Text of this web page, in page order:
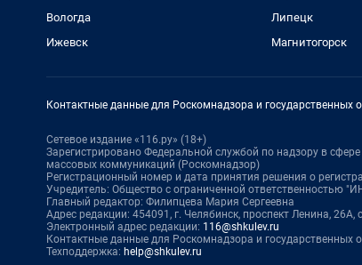
Вологда
Ижевск
Липецк
Магнитогорск
Контактные данные для Роскомнадзора и государственных
Сетевое издание «116.ру» (18+)
Зарегистрировано Федеральной службой по надзору в
массовых коммуникаций (Роскомнадзор)
Регистрационный номер и дата принятия решения о
Учредитель: Общество с ограниченной ответственностью
Главный редактор: Филипцева Мария Сергеевна
Адрес редакции: 454091, г. Челябинск, проспект Ленина, 26А,
Электронный адрес редакции: 116@shkulev.ru
Контактные данные для Роскомнадзора и государственных
Техподдержка: help@shkulev.ru